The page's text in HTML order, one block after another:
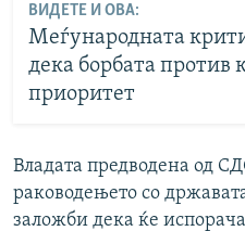
ВИДЕТЕ И ОВА:
Меѓународната
дека борбата против
приоритет
Владата предводена од
раководењето со
заложби дека ќе